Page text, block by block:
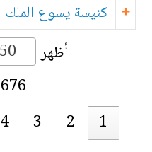
كنيسة يسوع الملك
أظهر 50
676 مستند
1
2
3
4